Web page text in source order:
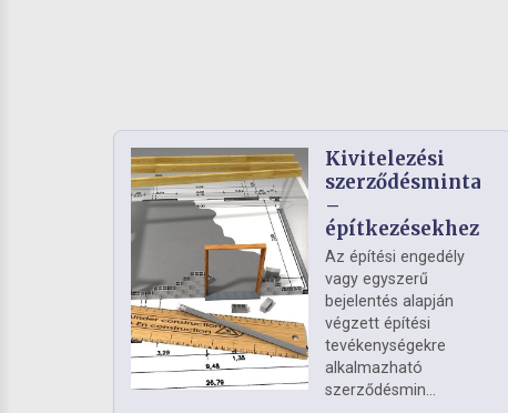
Kivitelezési
szerződésminta
–
építkezésekhez
Az építési engedély
vagy egyszerű
bejelentés alapján
végzett építési
tevékenységekre
alkalmazható
szerződésmin...